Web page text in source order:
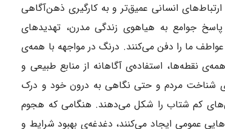
انسانی عمیق‌تر و به کارگیری ذهن‌آگاهی
جوامع به هیاهوی زندگی‌ مدرن، تهدیدهای
ما را دفن می‌کنند. درنگ در مواجهه با همه‌ی
نقطه‌ها، استفاده‌ی آگاهانه از منابع طبیعی و
شناخت مردم و حتی نگاهی به درون خود و درک
کم‌ شتاب را شکل می‌دهند. هنگامی که هجوم
عمومی ایجاد می‌کنند، دغدغه‌ی بهبود شرایط و